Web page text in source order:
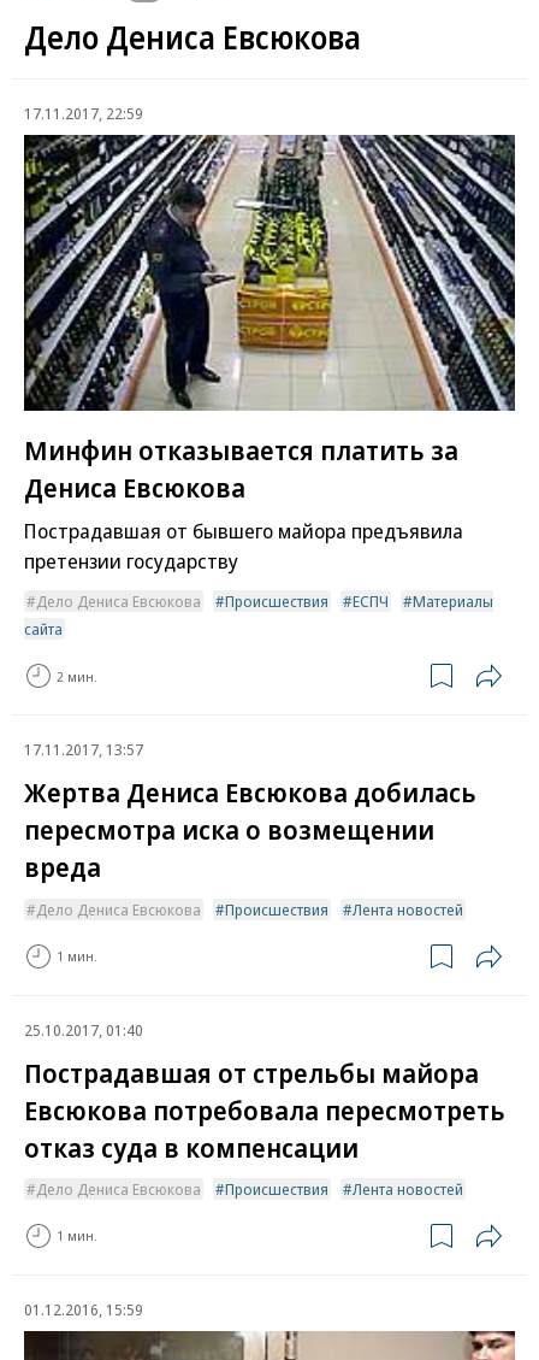
Дело Дениса Евсюкова
17.11.2017, 22:59
Минфин отказывается платить за
Дениса Евсюкова
Пострадавшая от бывшего майора предъявила
претензии государству
Дело Дениса Евсюкова Происшествия ЕСПЧ
Материалы
сайта
2 мин.
17.11.2017, 13:57
Жертва Дениса Евсюкова добилась
пересмотра иска о возмещении
вреда
Дело Дениса Евсюкова Происшествия Лента новостей
1 мин.
25.10.2017, 01:40
Пострадавшая от стрельбы майора
Евсюкова потребовала пересмотреть
отказ суда в компенсации
Дело Дениса Евсюкова Происшествия Лента новостей
1 мин.
01.12.2016, 15:59